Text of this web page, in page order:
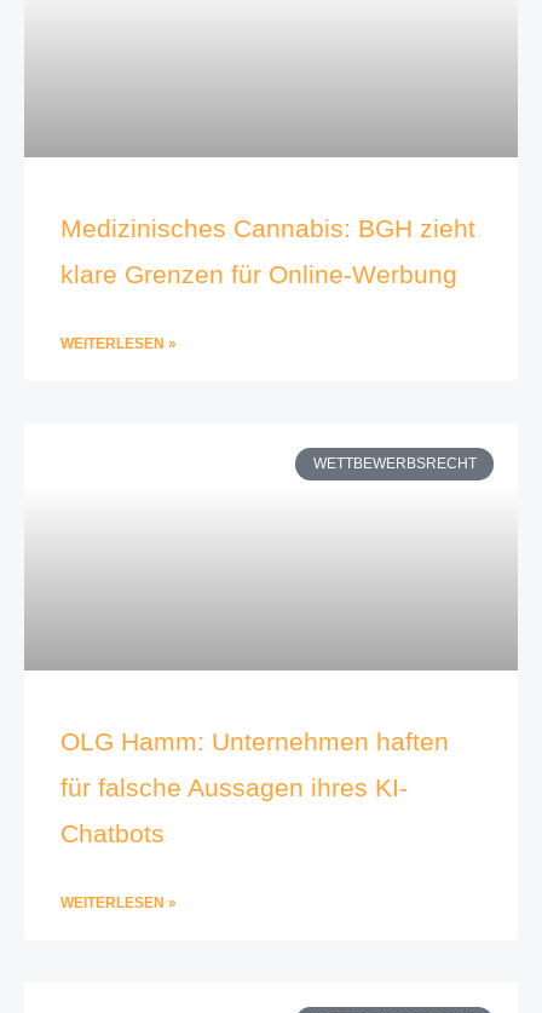
Medizinisches Cannabis: BGH zieht
klare Grenzen für Online-Werbung
WEITERLESEN »
WETTBEWERBSRECHT
OLG Hamm: Unternehmen haften
für falsche Aussagen ihres KI-
Chatbots
WEITERLESEN »